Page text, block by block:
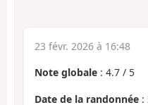
23 févr. 2026 à 16:48
Note globale : 4.7 / 5
Date de la randonnée :